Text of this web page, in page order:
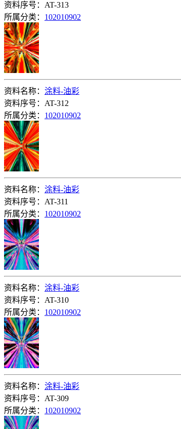
资料序号：AT-313
所属分类： 102010902
资料名称： 涂料-油彩
资料序号：AT-312
所属分类： 102010902
资料名称： 涂料-油彩
资料序号：AT-311
所属分类： 102010902
资料名称： 涂料-油彩
资料序号：AT-310
所属分类： 102010902
资料名称： 涂料-油彩
资料序号：AT-309
所属分类： 102010902